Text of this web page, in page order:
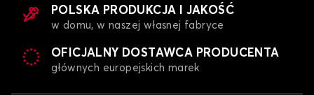
POLSKA PRODUKCJA I JAKOŚĆ
w domu, w naszej własnej fabryce
OFICJALNY DOSTAWCA PRODUCENTA
głównych europejskich marek